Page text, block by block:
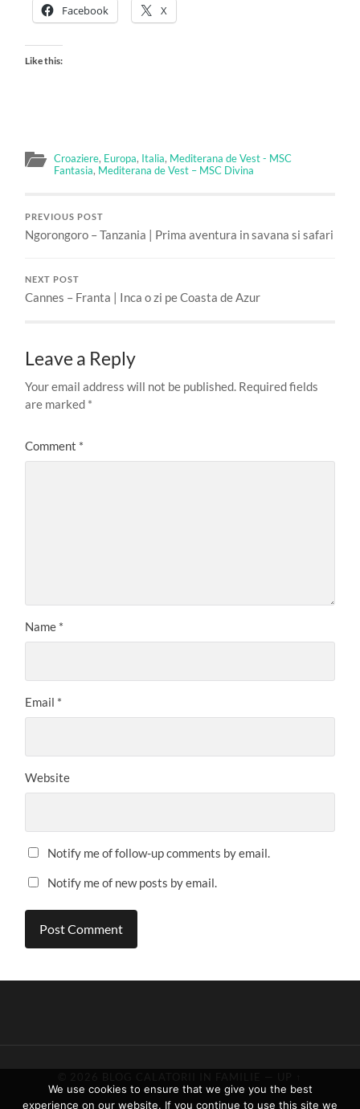
Facebook X
Like this:
Croaziere, Europa, Italia, Mediterana de Vest - MSC
Fantasia, Mediterana de Vest – MSC Divina
PREVIOUS POST
Ngorongoro – Tanzania | Prima aventura in savana si safari
NEXT POST
Cannes – Franta | Inca o zi pe Coasta de Azur
Leave a Reply
Your email address will not be published. Required fields
are marked *
Comment *
Name *
Email *
Website
Notify me of follow-up comments by email.
Notify me of new posts by email.
We use cookies to ensure that we give you the best
experience on our website. If you continue to use this site we